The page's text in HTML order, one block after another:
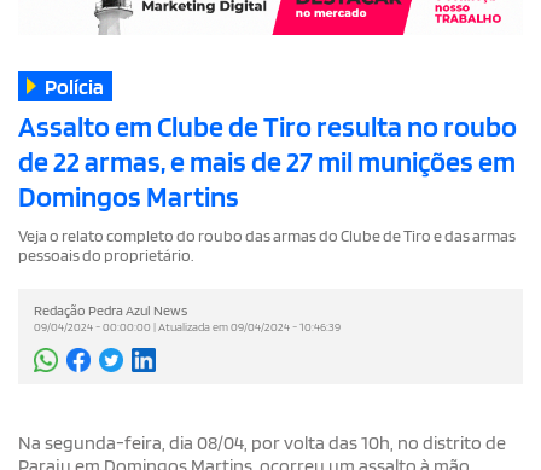
Polícia
Assalto em Clube de Tiro resulta no roubo
de 22 armas, e mais de 27 mil munições em
Domingos Martins
Veja o relato completo do roubo das armas do Clube de Tiro e das armas
pessoais do proprietário.
Redação Pedra Azul News
09/04/2024 - 00:00:00 | Atualizada em 09/04/2024 - 10:46:39
Na segunda-feira, dia 08/04, por volta das 10h, no distrito de